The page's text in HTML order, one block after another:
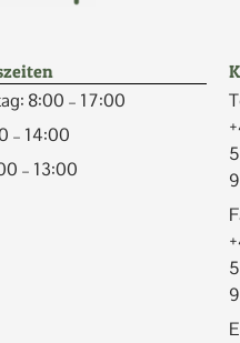
8:00 – 17:00
– 14:00
– 13:00